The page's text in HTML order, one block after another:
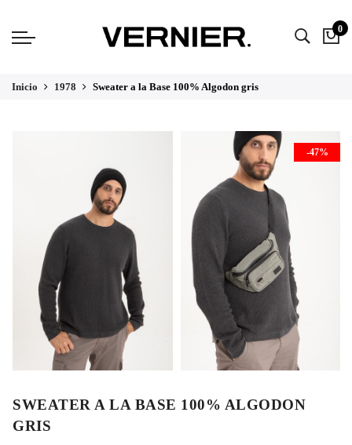
0
Inicio 1978 Sweater a la Base 100% Algodon gris
-47%
SWEATER A LA BASE 100% ALGODON
GRIS